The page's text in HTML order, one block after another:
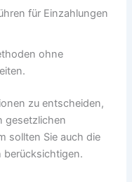
für Einzahlungen
ohne
zu entscheiden,
gesetzlichen
sollten Sie auch die
berücksichtigen.